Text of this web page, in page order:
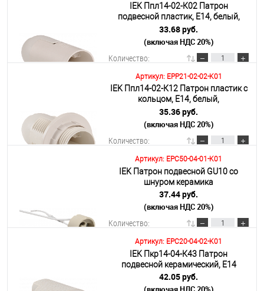
В корзину
Подробнее
IEK Ппл14-02-К02 Патрон
подвесной пластик, Е14, белый,
индивидуальный пакет,
33.68 руб.
(включая НДС 20%)
Количество:
В корзину
Подробнее
Артикул: EPP21-02-02-K01
IEK Ппл14-02-К12 Патрон пластик с
кольцом, Е14, белый,
индивидуальный пакет,
35.36 руб.
(включая НДС 20%)
Количество:
В корзину
Подробнее
Артикул: EPC50-04-01-K01
IEK Патрон подвесной GU10 со
шнуром керамика
37.44 руб.
(включая НДС 20%)
Количество:
В корзину
Подробнее
Артикул: EPC20-04-02-K01
IEK Пкр14-04-К43 Патрон
подвесной керамический, Е14
42.05 руб.